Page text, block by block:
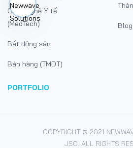
Công nghệ Y tế
(MedTech)
Bất động sản
Bán hàng (TMDT)
PORTFOLIO
Blog
COPYRIGHT © 2021
JSC. ALL RIGHTS